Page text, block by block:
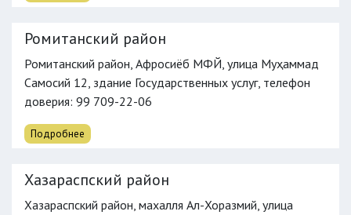
Ромитанский район
Ромитанский район, Афросиёб МФЙ, улица Муҳаммад
Самосий 12, здание Государственных услуг, телефон
доверия: 99 709-22-06
Подробнее
Хазараспский район
Хазараспский район, махалля Ал-Хоразмий, улица